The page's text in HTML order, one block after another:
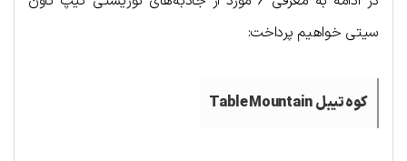
سیتی خواهیم پرداخت:
کوه تیبل Table Mountain